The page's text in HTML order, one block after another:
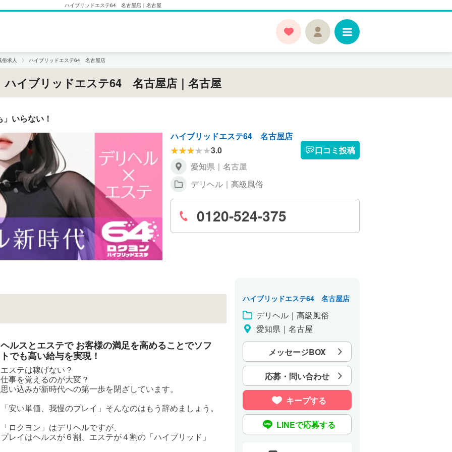
ハイブリッドエステ64 名古屋店｜名古屋
俗求人 ハイブリッドエステ64 名古屋店
ハイブリッドエステ64 名古屋店｜名古屋
いらない！
ハイブリッドエステ64 名古屋店
3.0
口コミ投稿
愛知県｜名古屋
デリヘル｜高級風俗
0120-524-375
ヘルスとエステで お客様の満足を高めることでソフ
トでも高い給与を実現！
エステは稼げない？
仕事を覚えるのが大変？
思い込みが新時代への第一歩を閉ざしています。
「安い単価、我慢のプレイ」そんなのはもう辞めましょう。
「ロクヨン」はデリヘルですが、
プレイはヘルスが６割、エステが４割の「ハイブリッド」
ハイブリッドエステ64 名古屋店
デリヘル｜高級風俗
愛知県｜名古屋
メッセージBOX
応募・問い合わせ
キープする
LINEで応募する